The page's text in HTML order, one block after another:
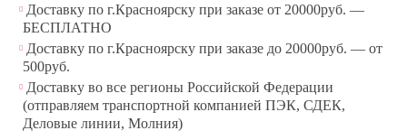
Доставку по г.Красноярску при заказе от 20000руб. —
БЕСПЛАТНО
Доставку по г.Красноярску при заказе до 20000руб. — от
500руб.
Доставку во все регионы Российской Федерации
(отправляем транспортной компанией ПЭК, СДЕК,
Деловые линии, Молния)